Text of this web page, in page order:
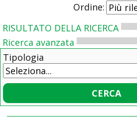
Ordine:
RISULTATO DELLA RICERCA
Ricerca avanzata
Tipologia